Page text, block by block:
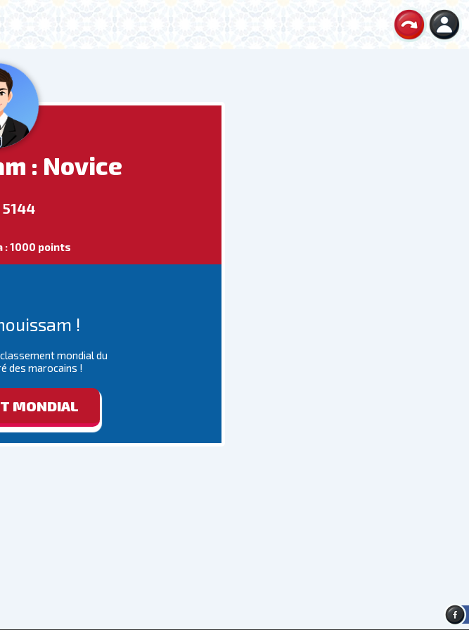
: Novice
5144
: 1000 points
!
mondial du
des marocains !
MONDIAL